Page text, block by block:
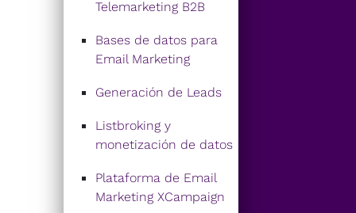
Telemarketing B2B
Bases de datos para
Email Marketing
Generación de Leads
Listbroking y
monetización de datos
Plataforma de Email
Marketing XCampaign